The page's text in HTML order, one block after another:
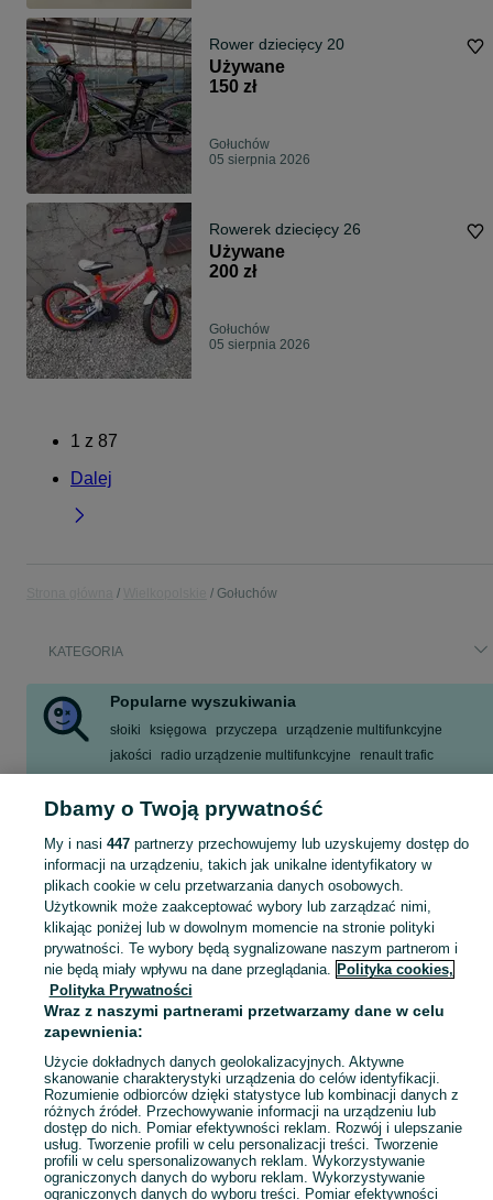
Rower dziecięcy 20
Używane
150 zł
Gołuchów
05 sierpnia 2026
Rowerek dziecięcy 26
Używane
200 zł
Gołuchów
05 sierpnia 2026
1 z 87
Dalej
Gołuchów
KATEGORIA
Popularne wyszukiwania
słoiki księgowa przyczepa
urządzenie multifunkcyjne
jakości
radio urządzenie multifunkcyjne
renault trafic
Zobacz Więcej
Skorzystaj z największego serwisu ogłoszeniowego - Gołuchów i okolice! Kupuj to, czego pragniesz i sprzedawaj to, czego już nie potrzebujesz! Zobacz
Mapa kategorii
Mapa miejscowości
Mapa ministron
Popularne wyszukiwania
Dbamy o Twoją prywatność
My i nasi 447partnerzy przechowujemy lub uzyskujemy dostęp do
informacji na urządzeniu, takich jak unikalne identyfikatory w
plikach cookie w celu przetwarzania danych osobowych.
Użytkownik może zaakceptować wybory lub zarządzać nimi,
klikając poniżej lub w dowolnym momencie na stronie polityki
prywatności. Te wybory będą sygnalizowane naszym partnerom i
nie będą miały wpływu na dane przeglądania. Polityka cookies,
Polityka Prywatności
Wraz z naszymi partnerami przetwarzamy dane w celu
zapewnienia:
Użycie dokładnych danych geolokalizacyjnych. Aktywne
skanowanie charakterystyki urządzenia do celów identyfikacji.
Rozumienie odbiorców dzięki statystyce lub kombinacji danych z
różnych źródeł. Przechowywanie informacji na urządzeniu lub
dostęp do nich. Pomiar efektywności reklam. Rozwój i ulepszanie
usług. Tworzenie profili w celu personalizacji treści. Tworzenie
profili w celu spersonalizowanych reklam. Wykorzystywanie
ograniczonych danych do wyboru reklam. Wykorzystywanie
ograniczonych danych do wyboru treści. Pomiar efektywności